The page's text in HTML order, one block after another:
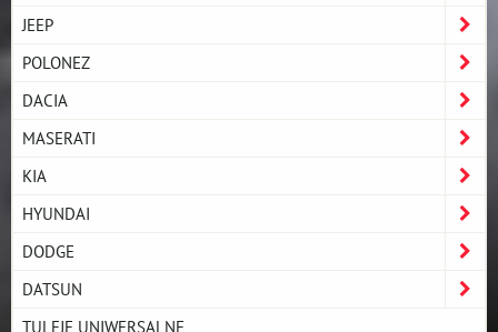
JEEP
POLONEZ
DACIA
MASERATI
KIA
HYUNDAI
DODGE
DATSUN
TULEJE UNIWERSALNE